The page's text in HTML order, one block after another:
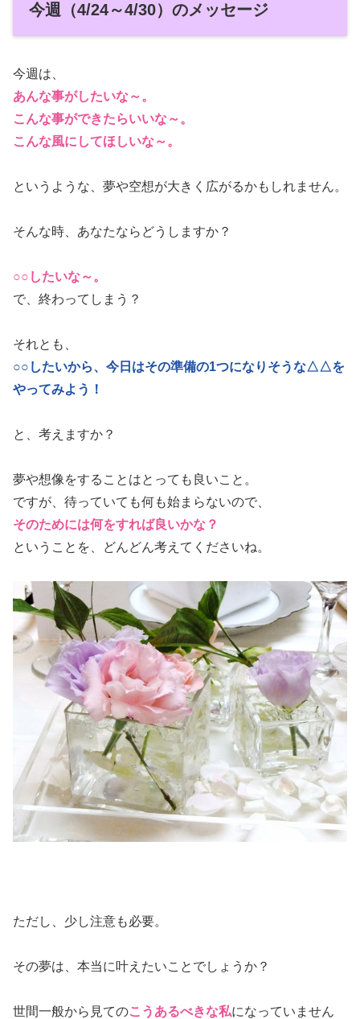
今週（4/24～4/30）のメッセージ
今週は、
あんな事がしたいな～。
こんな事ができたらいいな～。
こんな風にしてほしいな～。
というような、夢や空想が大きく広がるかもしれません。
そんな時、あなたならどうしますか？
○○したいな～。
で、終わってしまう？
それとも、
○○したいから、今日はその準備の1つになりそうな△△を
やってみよう！
と、考えますか？
夢や想像をすることはとっても良いこと。
ですが、待っていても何も始まらないので、
そのためには何をすれば良いかな？
ということを、どんどん考えてくださいね。
ただし、少し注意も必要。
その夢は、本当に叶えたいことでしょうか？
世間一般から見てのこうあるべきな私になっていません